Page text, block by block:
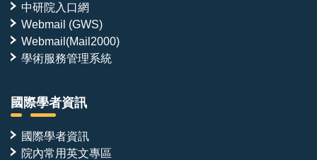
中研院入口網
Webmail (GWS)
Webmail(Mail2000)
學術服務管理系統
國際學者資訊
國際學者資訊
院內常用英文專區